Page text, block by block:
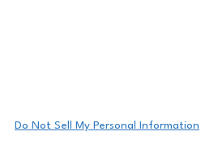
Do Not Sell My Personal Information